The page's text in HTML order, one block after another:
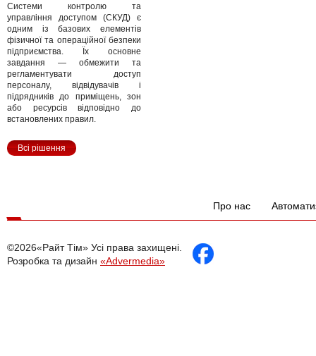
Системи контролю та
управління доступом (СКУД) є
одним із базових елементів
фізичної та операційної безпеки
підприємства. Їх основне
завдання — обмежити та
регламентувати доступ
персоналу, відвідувачів і
підрядників до приміщень, зон
або ресурсів відповідно до
встановлених правил.
Всі рішення
Про нас
©2026«Райт Тім» Усі права захищені.
Розробка та дизайн «Advermedia»